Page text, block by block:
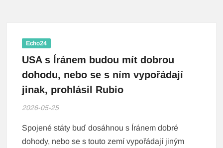
Echo24
USA s Íránem budou mít dobrou
dohodu, nebo se s ním vypořádají
jinak, prohlásil Rubio
2026-05-25
Spojené státy buď dosáhnou s Íránem dobré
dohody, nebo se s touto zemí vypořádají jiným